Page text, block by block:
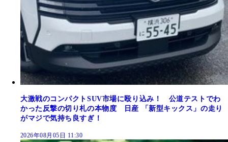
大激戦のコンパクトSUV市場に殴り込み！ 公道テストでわ
かった反撃の切り札の本物度 日産 「新型キックス」の走り
がマジで気持ち良すぎ！
2026年08月05日 11:30